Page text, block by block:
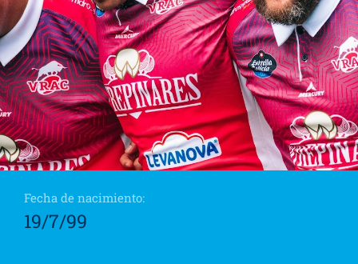
Fecha de nacimiento:
19/7/99